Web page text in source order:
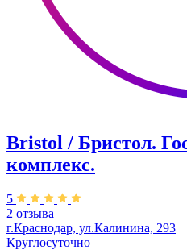
Bristol / Бристол.
комплекс.
5
2 отзыва
г.Краснодар, ул.Калинина, 293
Круглосуточно